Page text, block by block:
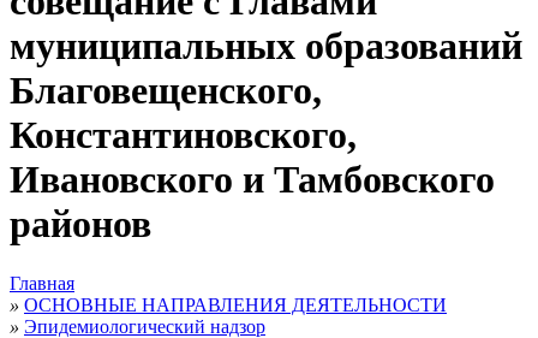
муниципальных образований
Благовещенского,
Константиновского,
Ивановского и Тамбовского
районов
Главная
» ОСНОВНЫЕ НАПРАВЛЕНИЯ ДЕЯТЕЛЬНОСТИ
» Эпидемиологический надзор